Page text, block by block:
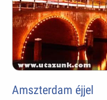
Amszterdam éjjel